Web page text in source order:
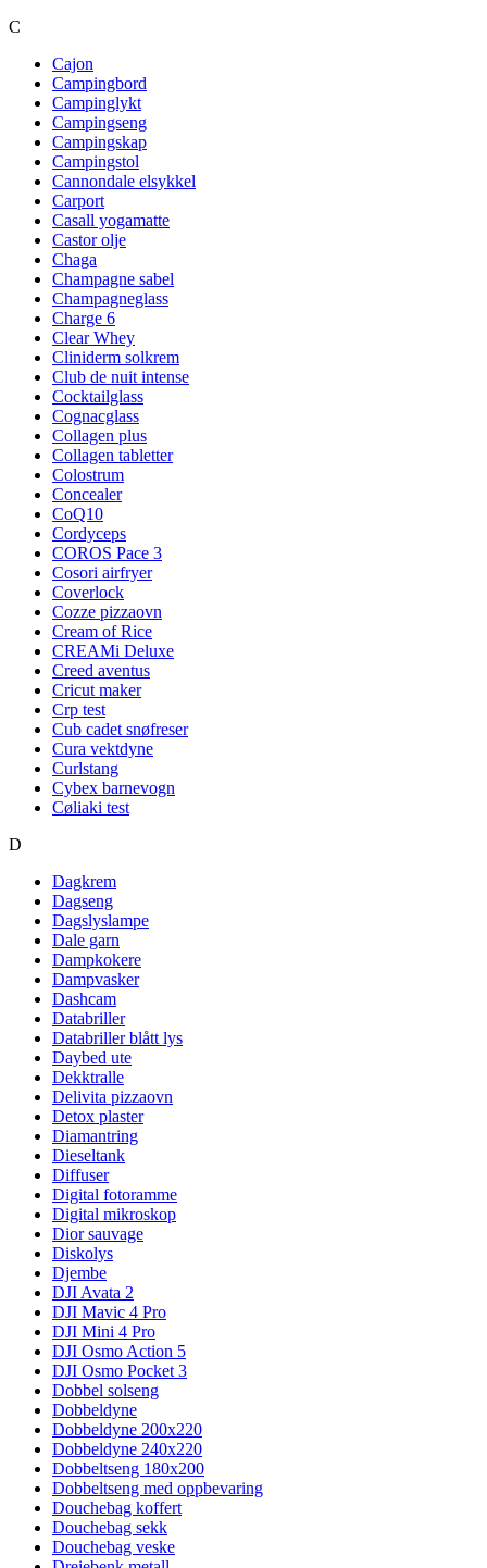
C
Cajon
Campingbord
Campinglykt
Campingseng
Campingskap
Campingstol
Cannondale elsykkel
Carport
Casall yogamatte
Castor olje
Chaga
Champagne sabel
Champagneglass
Charge 6
Clear Whey
Cliniderm solkrem
Club de nuit intense
Cocktailglass
Cognacglass
Collagen plus
Collagen tabletter
Colostrum
Concealer
CoQ10
Cordyceps
COROS Pace 3
Cosori airfryer
Coverlock
Cozze pizzaovn
Cream of Rice
CREAMi Deluxe
Creed aventus
Cricut maker
Crp test
Cub cadet snøfreser
Cura vektdyne
Curlstang
Cybex barnevogn
Cøliaki test
D
Dagkrem
Dagseng
Dagslyslampe
Dale garn
Dampkokere
Dampvasker
Dashcam
Databriller
Databriller blått lys
Daybed ute
Dekktralle
Delivita pizzaovn
Detox plaster
Diamantring
Dieseltank
Diffuser
Digital fotoramme
Digital mikroskop
Dior sauvage
Diskolys
Djembe
DJI Avata 2
DJI Mavic 4 Pro
DJI Mini 4 Pro
DJI Osmo Action 5
DJI Osmo Pocket 3
Dobbel solseng
Dobbeldyne
Dobbeldyne 200x220
Dobbeldyne 240x220
Dobbeltseng 180x200
Dobbeltseng med oppbevaring
Douchebag koffert
Douchebag sekk
Douchebag veske